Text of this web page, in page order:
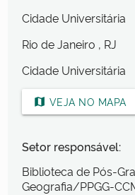
Cidade Universitária
Rio de Janeiro , RJ
Cidade Universitária
map VEJA NO MAPA
Setor responsável:
Biblioteca de Pós-
Geografia/PPGG-